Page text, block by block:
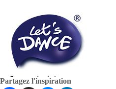
Partagez l'inspiration